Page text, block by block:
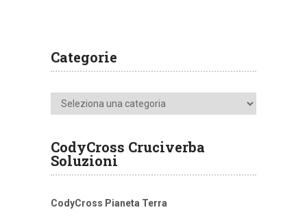
Categorie
Categorie
CodyCross Cruciverba
Soluzioni
CodyCross Pianeta Terra